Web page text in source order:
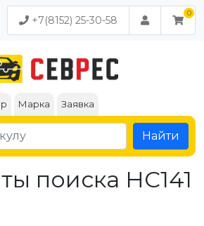
+7(8152) 25-30-58
Марка Заявка
Найти
поиска HC141